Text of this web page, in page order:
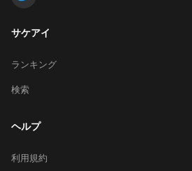
サケアイ
ランキング
検索
ヘルプ
利用規約